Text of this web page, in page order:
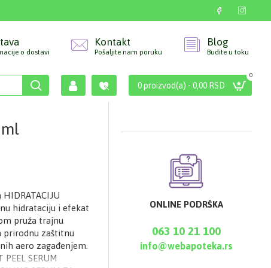
o dostavi
Kontakt
Pošaljite nam poruku
Blog
Budite u toku
0 proizvod(a) - 0,00 RSD
0
HIDRATACIJU
hidrataciju i efekat
pruža trajnu
prirodnu zaštitnu
aero zagađenjem.
SERUM
ONLINE PODRŠKA
063 10 21 100
info@webapoteka.rs